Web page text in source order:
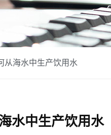
从海水中生产饮用水
水中生产饮用水